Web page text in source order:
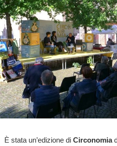
È stata un’edizione di Circonomia